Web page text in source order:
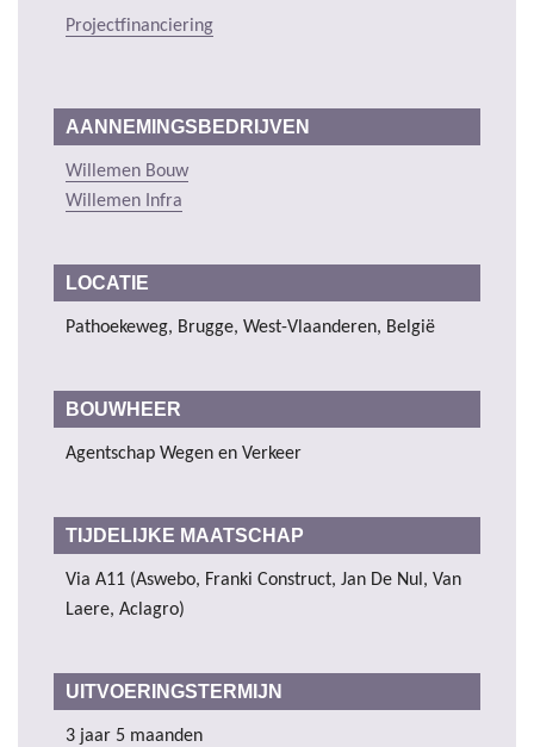
Projectfinanciering
AANNEMINGSBEDRIJVEN
Willemen Bouw
Willemen Infra
LOCATIE
Pathoekeweg, Brugge, West-Vlaanderen, België
BOUWHEER
Agentschap Wegen en Verkeer
TIJDELIJKE MAATSCHAP
Via A11 (Aswebo, Franki Construct, Jan De Nul, Van
Laere, Aclagro)
UITVOERINGSTERMIJN
3 jaar 5 maanden